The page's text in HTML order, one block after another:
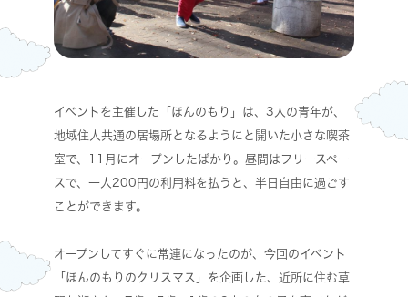
イベントを主催した「ほんのもり」は、3人の青年が、
地域住人共通の居場所となるようにと開いた小さな喫茶
室で、11月にオープンしたばかり。昼間はフリースペー
スで、一人200円の利用料を払うと、半日自由に過ごす
ことができます。
オープンしてすぐに常連になったのが、今回のイベント
「ほんのもりのクリスマス」を企画した、近所に住む草